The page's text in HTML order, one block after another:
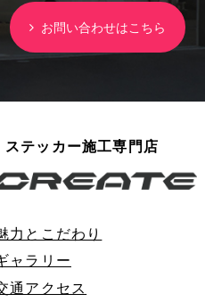
お問い合わせはこちら
テッカー施工専門店
力とこだわり
ャラリー
通アクセス